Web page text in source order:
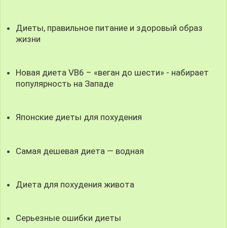
Диеты, правильное питание и здоровый образ
жизни
Новая диета VB6 – «веган до шести» - набирает
популярность на Западе
Японские диеты для похудения
Самая дешевая диета — водная
Диета для похудения живота
Серьезные ошибки диеты